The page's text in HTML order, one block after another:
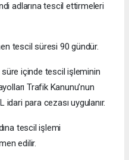
adlarına tescil ettirmeleri
tescil süresi 90 gündür.
süre içinde tescil işleminin
Trafik Kanunu’nun
para cezası uygulanır.
tescil işlemi
edilir.